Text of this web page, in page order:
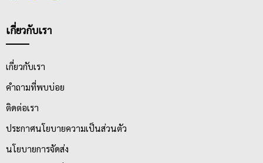
เกี่ยวกับเรา
เกี่ยวกับเรา
คำถามที่พบบ่อย
ติดต่อเรา
ประกาศนโยบายความเป็นส่วนตัว
นโยบายการจัดส่ง